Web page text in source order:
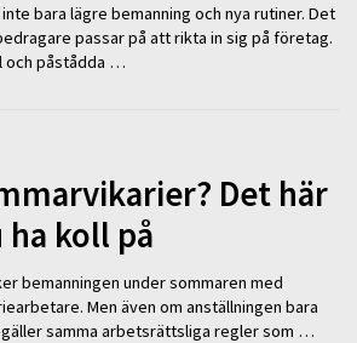
bara lägre bemanning och nya rutiner. Det
passar på att rikta in sig på företag.
och påstådda …
Det här
koll på
bemanningen under sommaren med
Men även om anställningen bara
samma arbetsrättsliga regler som …